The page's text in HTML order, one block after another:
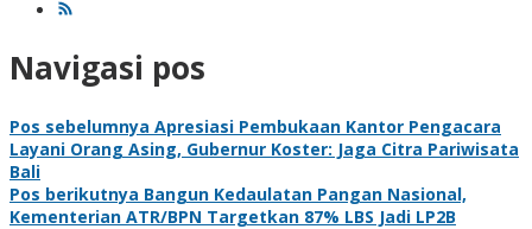
Navigasi pos
Pos sebelumnya Apresiasi Pembukaan Kantor Pengacara
Layani Orang Asing, Gubernur Koster: Jaga Citra Pariwisata
Bali
Pos berikutnya Bangun Kedaulatan Pangan Nasional,
Kementerian ATR/BPN Targetkan 87% LBS Jadi LP2B